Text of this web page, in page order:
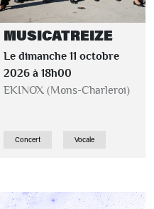
MUSICATREIZE
Le dimanche 11 octobre
2026 à 18h00
EKINOX (Mons-Charleroi)
Concert Vocale